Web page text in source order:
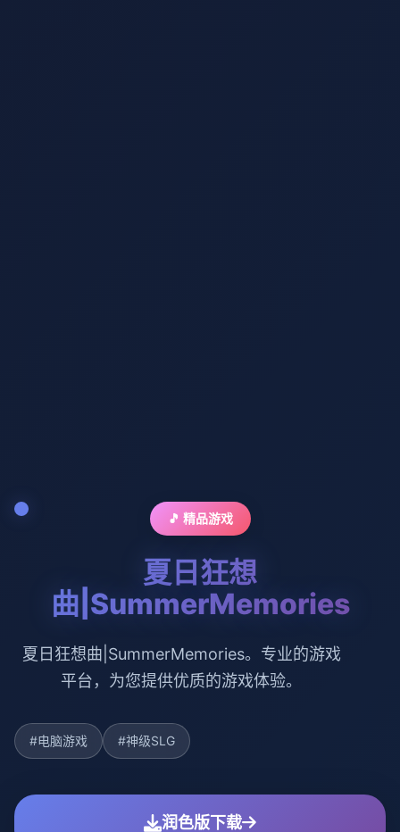
🎵 精品游戏
夏日狂想
曲|SummerMemories
夏日狂想曲|SummerMemories。专业的游戏
平台，为您提供优质的游戏体验。
#电脑游戏 #神级SLG
润色版下载